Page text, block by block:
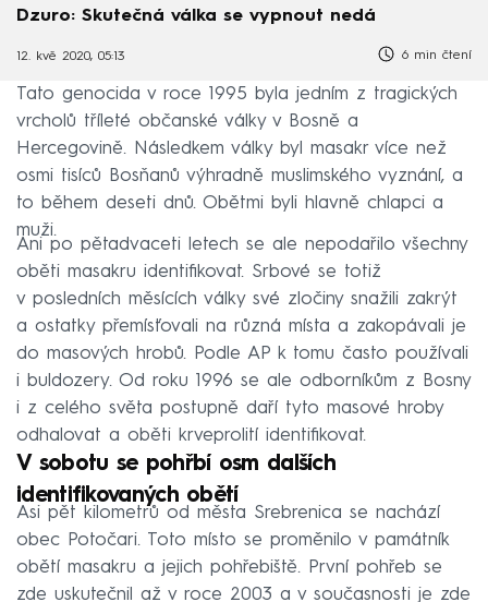
Dzuro: Skutečná válka se vypnout nedá
12. kvě 2020, 05:13 6 min čtení
Tato genocida v roce 1995 byla jedním z tragických
vrcholů tříleté občanské války v Bosně a
Hercegovině. Následkem války byl masakr více než
osmi tisíců Bosňanů výhradně muslimského vyznání, a
to během deseti dnů. Obětmi byli hlavně chlapci a
muži.
Ani po pětadvaceti letech se ale nepodařilo všechny
oběti masakru identifikovat. Srbové se totiž
v posledních měsících války své zločiny snažili zakrýt
a ostatky přemísťovali na různá místa a zakopávali je
do masových hrobů. Podle AP k tomu často používali
i buldozery. Od roku 1996 se ale odborníkům z Bosny
i z celého světa postupně daří tyto masové hroby
odhalovat a oběti krveprolití identifikovat.
V sobotu se pohřbí osm dalších
identifikovaných obětí
Asi pět kilometrů od města Srebrenica se nachází
obec Potočari. Toto místo se proměnilo v památník
obětí masakru a jejich pohřebiště. První pohřeb se
zde uskutečnil až v roce 2003 a v současnosti je zde